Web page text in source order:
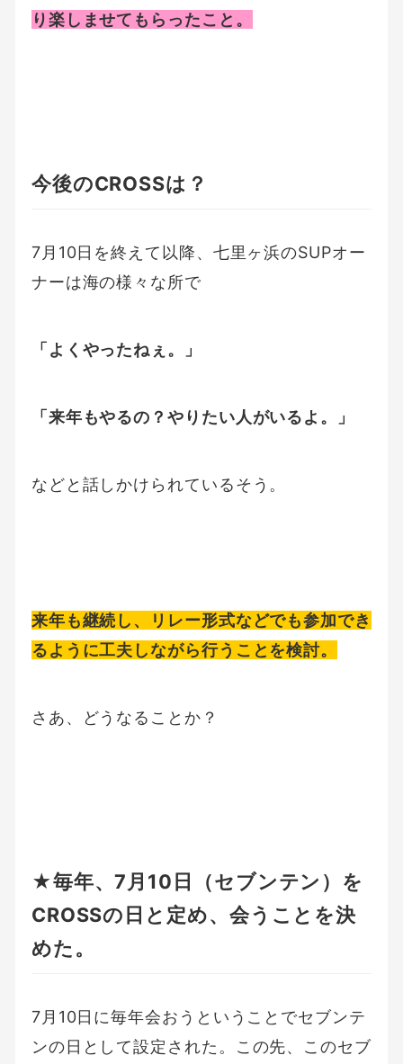
り楽しませてもらったこと。
今後のCROSSは？
7月10日を終えて以降、七里ヶ浜のSUPオー
ナーは海の様々な所で
「よくやったねぇ。」
「来年もやるの？やりたい人がいるよ。」
などと話しかけられているそう。
来年も継続し、リレー形式などでも参加でき
るように工夫しながら行うことを検討。
さあ、どうなることか？
★毎年、7月10日（セブンテン）を
CROSSの日と定め、会うことを決
めた。
7月10日に毎年会おうということでセブンテ
ンの日として設定された。この先、このセブ